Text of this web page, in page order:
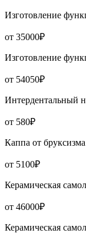
Изготовление
от 35000₽
Изготовление
от 54050₽
Интердентальный
от 580₽
Каппа от бруксизма
от 5100₽
Керамическая
от 46000₽
Керамическая